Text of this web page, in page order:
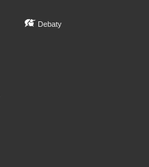
Debaty